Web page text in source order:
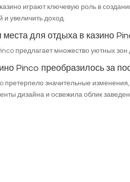
играют ключевую роль в
и увеличить доход.
места для отдыха в казино
предлагает множество уютных
Pinco преобразилось за
претерпело значительные
дизайна и освежила облик